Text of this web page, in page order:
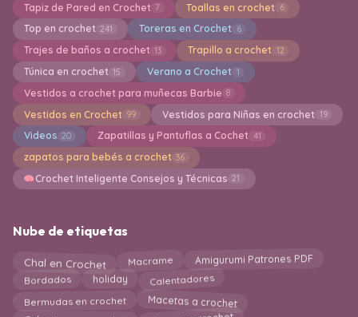
Tapiz de Pared en Crochet 7 Toallas en crochet 6
Top en crochet 241 Toreras en Crochet 6
Trajes de baños a crochet 13 Trapillo a crochet 12
Túnica en crochet 15 Verano a Crochet 1
Vestidos a crochet para muñecas Barbie 8
Vestidos en Crochet 99 Vestidos para Niñas en crochet 19
Videos 20 Zapatillas y Pantuflas a Cochet 41
zapatos para bebés a crochet 36
Crochet Inteligente Consejos y Técnicas 21
Nube de etiquetas
Chal en Crochet Macrame Amigurumi Patrones PDF
Bordados holiday Calentadores
Bermudas en crochet Macetas a crochet